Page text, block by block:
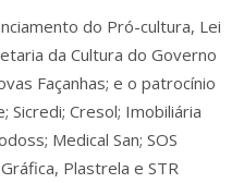
do Pró-cultura, Lei
da Cultura do Governo
Façanhas; e o patrocínio
Sicredi; Cresol; Imobiliária
Medical San; SOS
Plastrela e STR